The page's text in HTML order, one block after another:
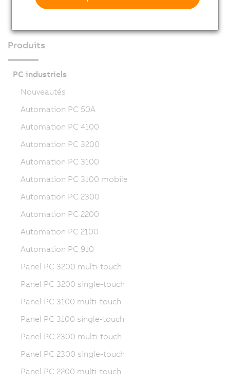
Produits
PC industriels
Nouveautés
Automation PC 50A
Automation PC 4100
Automation PC 3200
Automation PC 3100
Automation PC 3100 mobile
Automation PC 2300
Automation PC 2200
Automation PC 2100
Automation PC 910
Panel PC 3200 multi-touch
Panel PC 3200 single-touch
Panel PC 3100 multi-touch
Panel PC 3100 single-touch
Panel PC 2300 multi-touch
Panel PC 2300 single-touch
Panel PC 2200 multi-touch